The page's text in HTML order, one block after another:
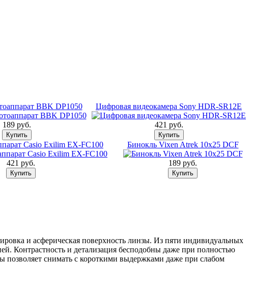
BBK DP1050
189 pуб.
Цифровая видеокамера Sony HDR-SR12E
421 pуб.
Casio Exilim EX-FC100
421 pуб.
Бинокль Vixen Atrek 10x25 DCF
189 pуб.
и асферическая поверхность линзы. Из пяти индивидуальных
Контрастность и детализация бесподобны даже при полностью
снимать с короткими выдержками даже при слабом